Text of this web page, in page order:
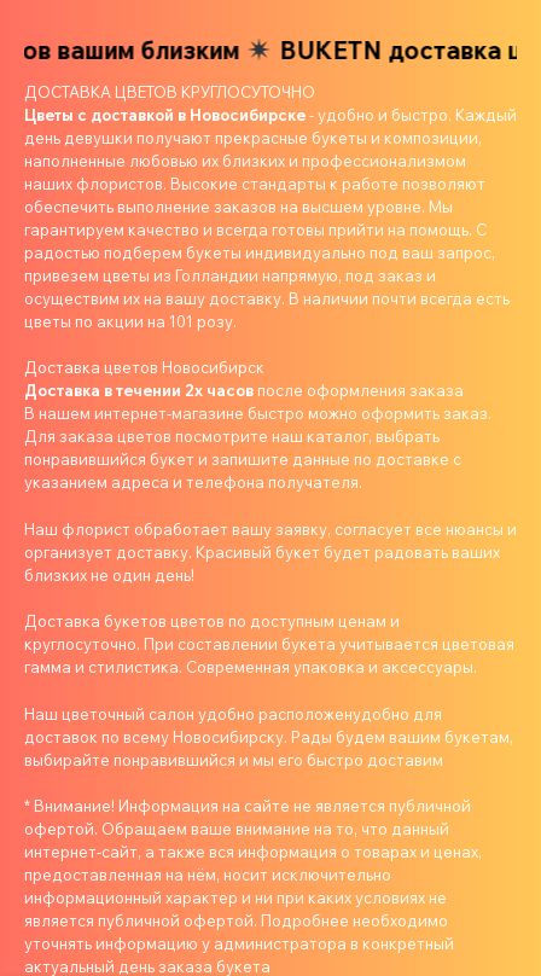
вашим близким BUKETN доставка
ДОСТАВКА ЦВЕТОВ КРУГЛОСУТОЧНО
Цветы с доставкой в Новосибирске- удобно и быстро. Каждый
день девушки получают прекрасные букеты и композиции,
наполненные любовью их близких и профессионализмом
наших флористов. Высокие стандарты к работе позволяют
обеспечить выполнение заказов на высшем уровне. Мы
гарантируем качество и всегда готовы прийти на помощь. С
радостью подберем букеты индивидуально под ваш запрос,
привезем цветы из Голландии напрямую, под заказ и
осуществим их на вашу доставку. В наличии почти всегда есть
цветы по акции на 101 розу.
Доставка цветов Новосибирск
Доставка в течении 2х часов после оформления заказа
В нашем интернет-магазине быстро можно оформить заказ.
Для заказа цветов посмотрите наш каталог, выбрать
понравившийся букет и запишите данные по доставке с
указанием адреса и телефона получателя.
Наш флорист обработает вашу заявку, согласует все нюансы и
организует доставку. Красивый букет будет радовать ваших
близких не один день!
Доставка букетов цветов по доступным ценам и
круглосуточно. При составлении букета учитывается цветовая
гамма и стилистика. Современная упаковка и аксессуары.
Наш цветочный салон удобно расположенудобно для
доставок по всему Новосибирску. Рады будем вашим букетам,
выбирайте понравившийся и мы его быстро доставим
* Внимание! Информация на сайте не является публичной
офертой. Обращаем ваше внимание на то, что данный
интернет-сайт, а также вся информация о товарах и ценах,
предоставленная на нём, носит исключительно
информационный характер и ни при каких условиях не
является публичной офертой. Подробнее необходимо
уточнять информацию у администратора в конкретный
актуальный день заказа букета